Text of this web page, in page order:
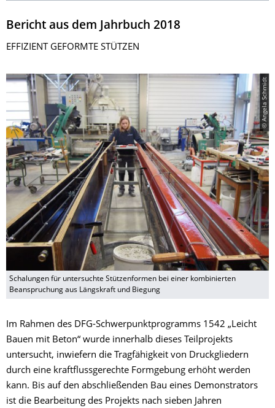
Bericht aus dem Jahrbuch 2018
EFFIZIENT GEFORMTE STÜTZEN
© Angela Schmidt
Schalungen für untersuchte Stützenformen bei einer kombinierten
Beanspruchung aus Längskraft und Biegung
Im Rahmen des DFG-Schwerpunktprogramms 1542 „Leicht
Bauen mit Beton“ wurde innerhalb dieses Teilprojekts
untersucht, inwiefern die Tragfähigkeit von Druckgliedern
durch eine kraftflussgerechte Formgebung erhöht werden
kann. Bis auf den abschließenden Bau eines Demonstrators
ist die Bearbeitung des Projekts nach sieben Jahren